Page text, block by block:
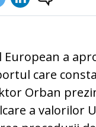
European a
care
Orban
a valorilor